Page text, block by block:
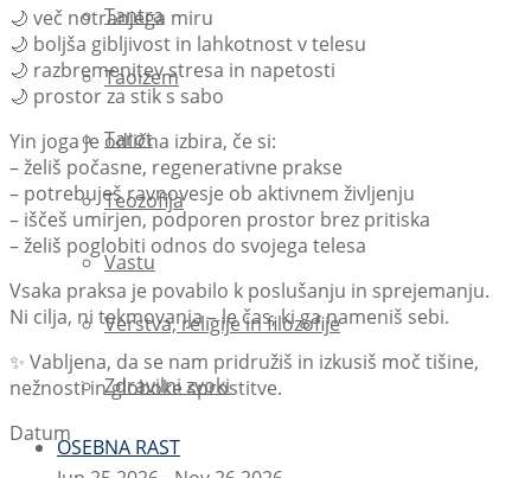
Tantra
Taoizem
Tarot
Teozofija
Vastu
Verstva, religije in filozofije
Zdravilni zvoki
OSEBNA RAST
🌙 več notranjega miru
🌙 boljša gibljivost in lahkotnost v telesu
🌙 razbremenitev stresa in napetosti
🌙 prostor za stik s sabo
Yin joga je odlična izbira, če si:
– želiš počasne, regenerativne prakse
– potrebuješ ravnovesje ob aktivnem življenju
– iščeš umirjen, podporen prostor brez pritiska
– želiš poglobiti odnos do svojega telesa
Vsaka praksa je povabilo k poslušanju in sprejemanju.
Ni cilja, ni tekmovanja – le čas, ki ga nameniš sebi.
✨ Vabljena, da se nam pridružiš in izkusiš moč tišine,
nežnosti in globoke sprostitve.
Datum